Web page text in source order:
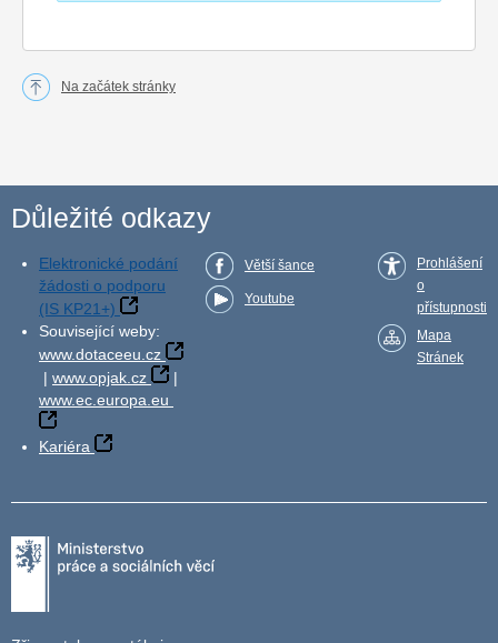
Na začátek stránky
Důležité odkazy
Elektronické podání
žádosti o podporu
(IS KP21+)
Související weby:
www.dotaceeu.cz
| www.opjak.cz
|
www.ec.europa.eu
Kariéra
Větší šance
Youtube
Prohlášení
o
přístupnosti
Mapa
Stránek